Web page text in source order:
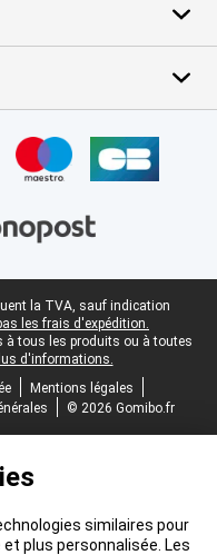
la TVA, sauf indication
les frais d'expédition.
à tous les produits ou à toutes
d'informations.
Mentions légales
© 2026 Gomibo.fr
similaires pour
plus personnalisée. Les